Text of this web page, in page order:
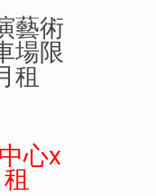
藝術
場限
租
心x